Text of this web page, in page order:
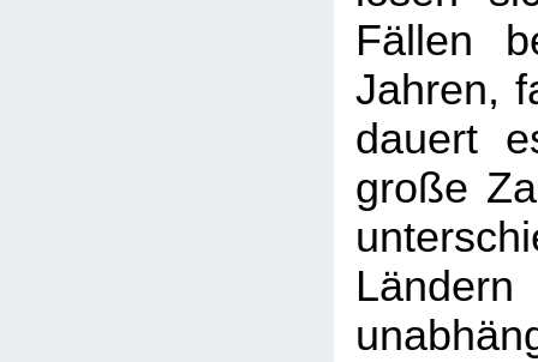
Fällen
Jahren,
dauert
große